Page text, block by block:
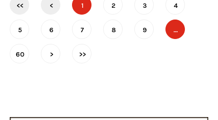
<< < 1 2 3 4
5 6 7 8 9 …
60 > >>